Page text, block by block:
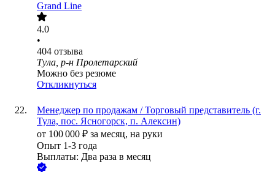
Grand Line
4.0
•
404 отзыва
Тула, р-н Пролетарский
Можно без резюме
Откликнуться
Менеджер по продажам / Торговый представитель (г.
Тула, пос. Ясногорск, п. Алексин)
от 100 000 ₽ за месяц, на руки
Опыт 1-3 года
Выплаты: Два раза в месяц